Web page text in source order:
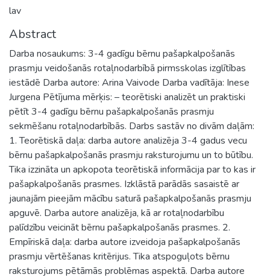
lav
Abstract
Darba nosaukums: 3-4 gadīgu bērnu pašapkalpošanās
prasmju veidošanās rotaļnodarbībā pirmsskolas izglītības
iestādē Darba autore: Arina Vaivode Darba vadītāja: Inese
Jurgena Pētījuma mērķis: – teorētiski analizēt un praktiski
pētīt 3-4 gadīgu bērnu pašapkalpošanās prasmju
sekmēšanu rotaļnodarbībās. Darbs sastāv no divām daļām:
1. Teorētiskā daļa: darba autore analizēja 3-4 gadus vecu
bērnu pašapkalpošanās prasmju raksturojumu un to būtību.
Tika izzināta un apkopota teorētiskā informācija par to kas ir
pašapkalpošanās prasmes. Izklāstā parādās sasaistē ar
jaunajām pieejām mācību saturā pašapkalpošanās prasmju
apguvē. Darba autore analizēja, kā ar rotaļnodarbību
palīdzību veicināt bērnu pašapkalpošanās prasmes. 2.
Empīriskā daļa: darba autore izveidoja pašapkalpošanās
prasmju vērtēšanas kritērijus. Tika atspoguļots bērnu
raksturojums pētāmās problēmas aspektā. Darba autore